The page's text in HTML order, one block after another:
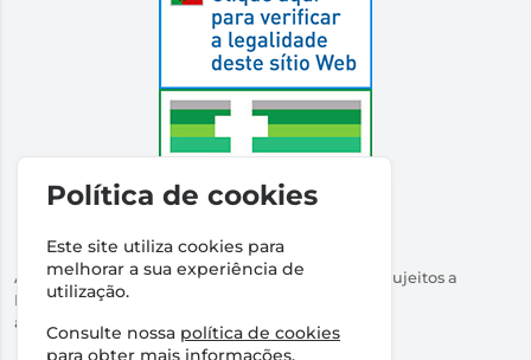
Autorizado a Disponibilizar Medicamentos Não Sujeitos a
Receita Médica
através da Internet pelo Infarmed. I.P.
Direção Técnica:Dr Ricardo Santos
Política de cookies
Este site utiliza cookies para
melhorar a sua experiência de
utilização.
Consulte nossa política de cookies
para obter mais informações.